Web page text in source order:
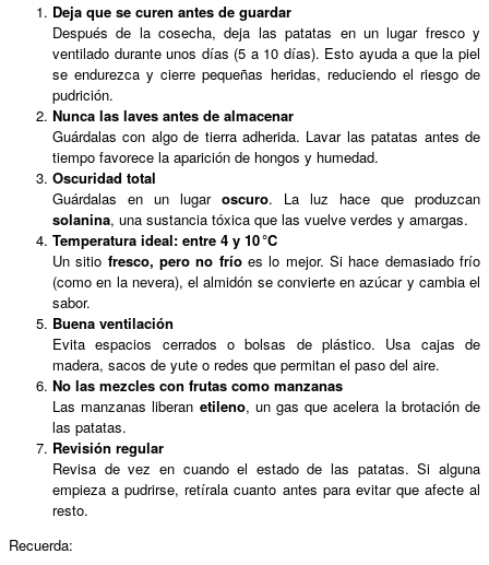
Deja que se curen antes de guardar
Después de la cosecha, deja las patatas en un lugar fresco y
ventilado durante unos días (5 a 10 días). Esto ayuda a que la piel
se endurezca y cierre pequeñas heridas, reduciendo el riesgo de
pudrición.
Nunca las laves antes de almacenar
Guárdalas con algo de tierra adherida. Lavar las patatas antes de
tiempo favorece la aparición de hongos y humedad.
Oscuridad total
Guárdalas en un lugar oscuro. La luz hace que produzcan
solanina, una sustancia tóxica que las vuelve verdes y amargas.
Temperatura ideal: entre 4 y 10°C
Un sitio fresco, pero no fríoes lo mejor. Si hace demasiado frío
(como en la nevera), el almidón se convierte en azúcar y cambia el
sabor.
Buena ventilación
Evita espacios cerrados o bolsas de plástico. Usa cajas de
madera, sacos de yute o redes que permitan el paso del aire.
No las mezcles con frutas como manzanas
Las manzanas liberan etileno, un gas que acelera la brotación de
las patatas.
Revisión regular
Revisa de vez en cuando el estado de las patatas. Si alguna
empieza a pudrirse, retírala cuanto antes para evitar que afecte al
resto.
Recuerda: